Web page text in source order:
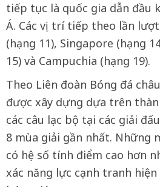
tiếp tục là quốc gia dẫn đầu
Á. Các vị trí tiếp theo lần
(hạng 11), Singapore (hạng
15) và Campuchia (hạng 19).
Theo Liên đoàn Bóng đá
được xây dựng dựa trên
các câu lạc bộ tại các giải
8 mùa giải gần nhất. Những
có hệ số tính điểm cao hơn
xác năng lực cạnh tranh